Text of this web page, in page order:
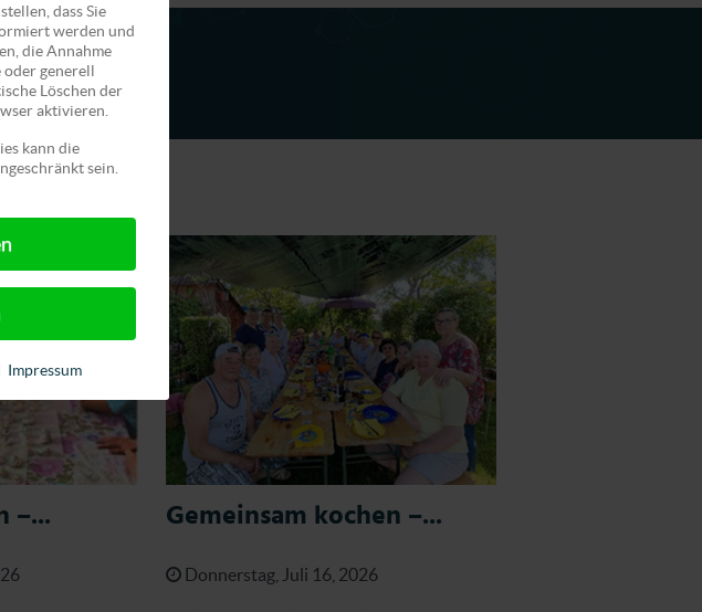
- Juli 2026
–... Gemeinsam kochen –...
Donnerstag, Juli 16, 2026
dass Sie
werden und
die Annahme
oder generell
Löschen der
aktivieren.
kann die
sein.
Impressum